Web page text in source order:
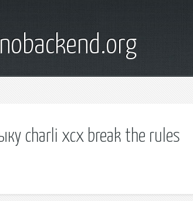
charli xcx break the rules